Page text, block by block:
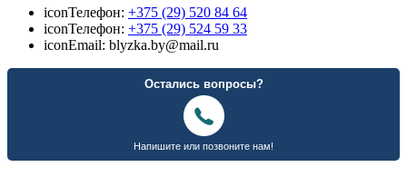
iconТелефон: +375 (29) 520 84 64
iconТелефон: +375 (29) 524 59 33
iconEmail: blyzka.by@mail.ru